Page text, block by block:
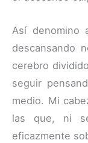
Así denomino
descansando
cerebro
seguir
medio. Mi
las que, ni
eficazmente